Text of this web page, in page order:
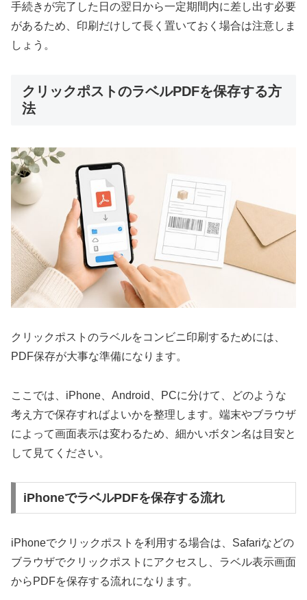
手続きが完了した日の翌日から一定期間内に差し出す必要
があるため、印刷だけして長く置いておく場合は注意しま
しょう。
クリックポストのラベルPDFを保存する方
法
クリックポストのラベルをコンビニ印刷するためには、
PDF保存が大事な準備になります。
ここでは、iPhone、Android、PCに分けて、どのような
考え方で保存すればよいかを整理します。端末やブラウザ
によって画面表示は変わるため、細かいボタン名は目安と
して見てください。
iPhoneでラベルPDFを保存する流れ
iPhoneでクリックポストを利用する場合は、Safariなどの
ブラウザでクリックポストにアクセスし、ラベル表示画面
からPDFを保存する流れになります。